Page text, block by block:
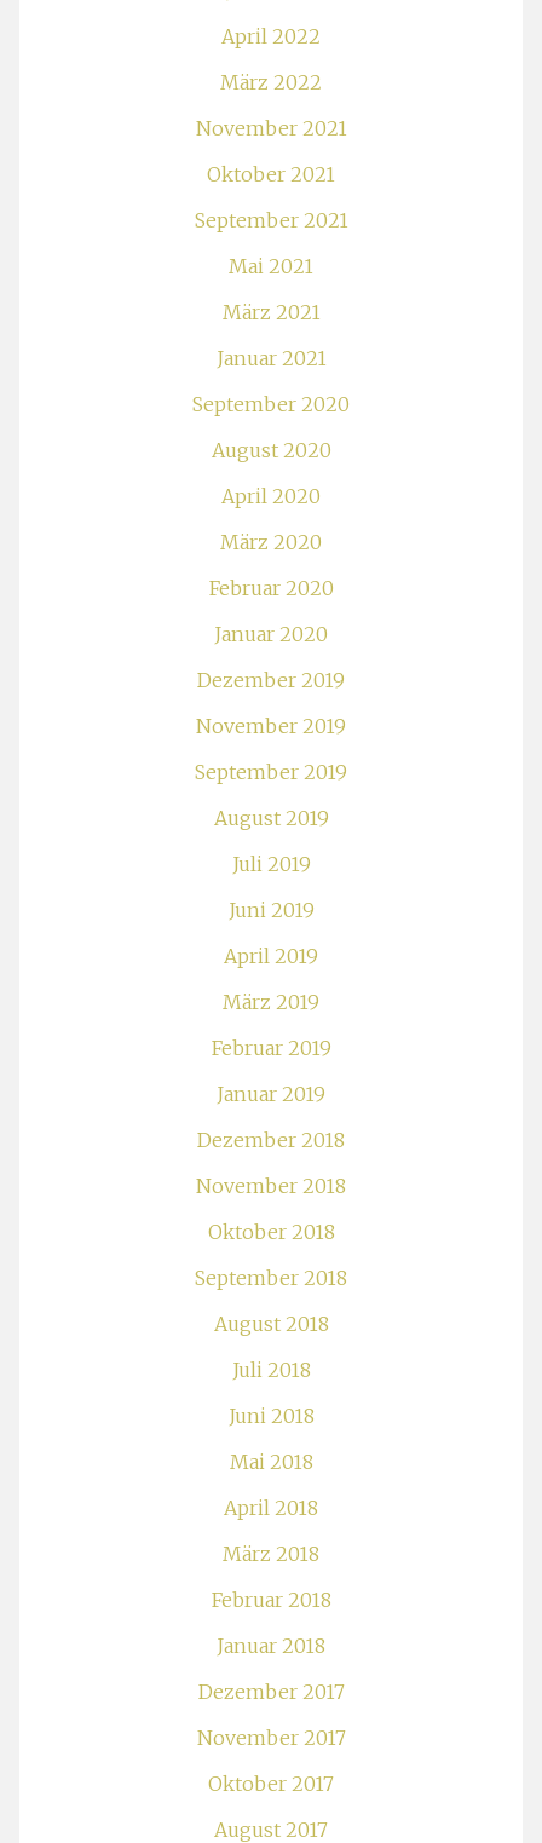
April 2022
März 2022
November 2021
Oktober 2021
September 2021
Mai 2021
März 2021
Januar 2021
September 2020
August 2020
April 2020
März 2020
Februar 2020
Januar 2020
Dezember 2019
November 2019
September 2019
August 2019
Juli 2019
Juni 2019
April 2019
März 2019
Februar 2019
Januar 2019
Dezember 2018
November 2018
Oktober 2018
September 2018
August 2018
Juli 2018
Juni 2018
Mai 2018
April 2018
März 2018
Februar 2018
Januar 2018
Dezember 2017
November 2017
Oktober 2017
August 2017